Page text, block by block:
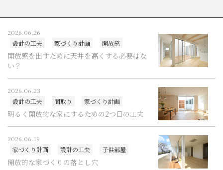
2026.06.26
設計の工夫
家づくり計画 開放感
開放感を出すために天井を高くする必要はな
い？
2026.06.23
設計の工夫
間取り 家づくり計画
明るく開放的な家にするための2つ目の工夫
2026.06.19
家づくり計画
設計の工夫 子供部屋
開放的な家づくりの落とし穴